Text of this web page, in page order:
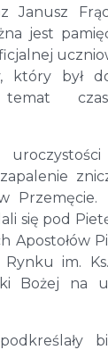
Janusz
jest
który był
Przemęcie.
się pod
Apostołów
im.
Bożej na